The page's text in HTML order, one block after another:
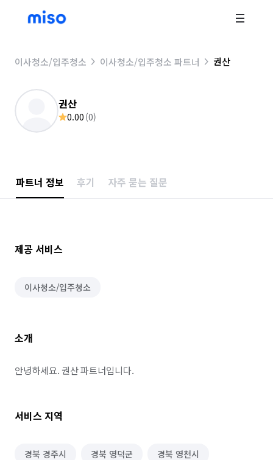
이사청소/입주청소 이사청소/입주청소 파트너 권산
권산
0.00 (0)
파트너 정보 후기 자주 묻는 질문
제공 서비스
이사청소/입주청소
소개
안녕하세요. 권산 파트너입니다.
서비스 지역
경북 경주시 경북 영덕군 경북 영천시